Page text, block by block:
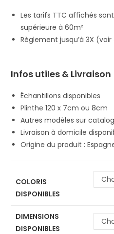
Les tarifs TTC affichés
supérieure à 60m²
Règlement jusqu’à 3X
Infos utiles & Livraison
Échantillons disponibles
Plinthe 120 x 7cm ou 8cm
Autres modèles sur
Livraison à domicile
Origine du produit :
COLORIS
DISPONIBLES
DIMENSIONS
DISPONIBLES